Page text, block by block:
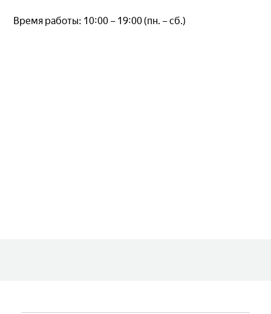
Время работы: 10:00 – 19:00 (пн. – сб.)